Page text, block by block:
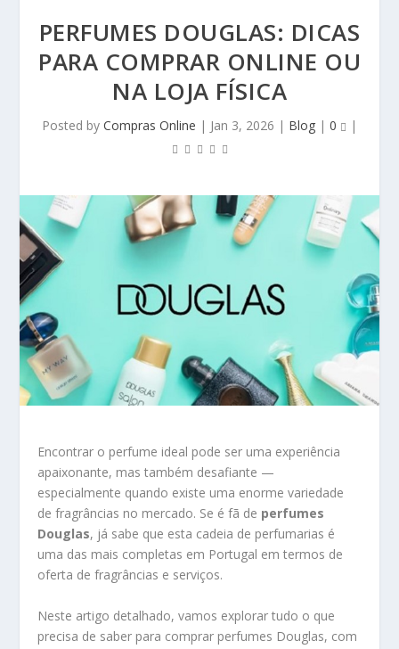
PERFUMES DOUGLAS: DICAS
PARA COMPRAR ONLINE OU
NA LOJA FÍSICA
Posted by Compras Online | Jan 3, 2026 | Blog | 0 |
Encontrar o perfume ideal pode ser uma experiência
apaixonante, mas também desafiante —
especialmente quando existe uma enorme variedade
de fragrâncias no mercado. Se é fã de perfumes
Douglas, já sabe que esta cadeia de perfumarias é
uma das mais completas em Portugal em termos de
oferta de fragrâncias e serviços.
Neste artigo detalhado, vamos explorar tudo o que
precisa de saber para comprar perfumes Douglas, com